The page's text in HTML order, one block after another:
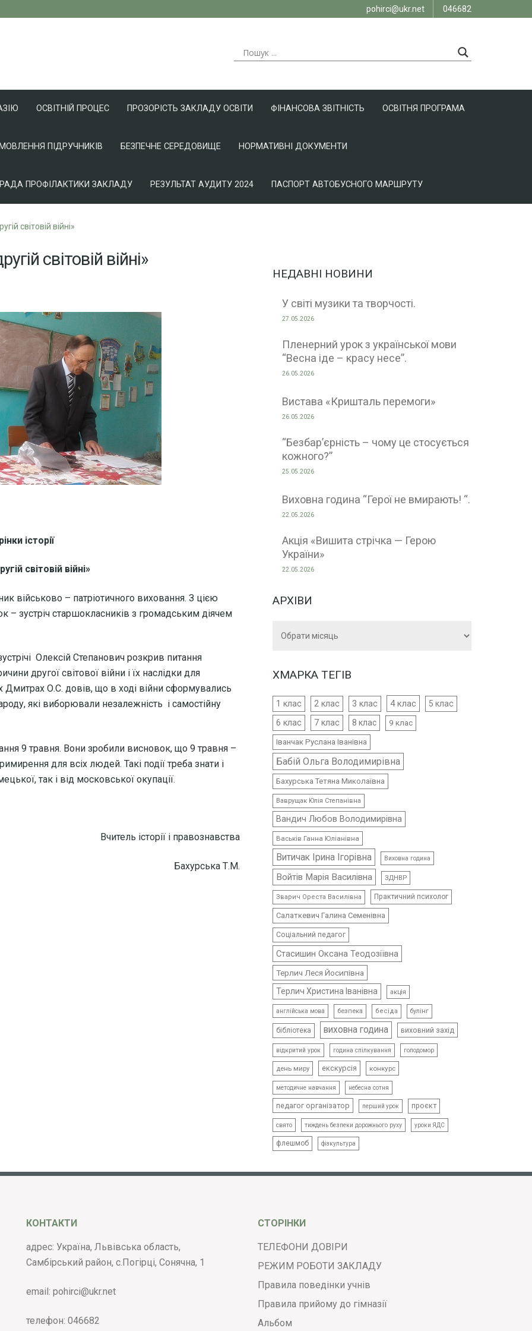
pohirci@ukr.net 046682
ОСВІТНІЙ ПРОЦЕС ПРОЗОРІСТЬ ЗАКЛАДУ ОСВІТИ ФІНАНСОВА ЗВІТНІСТЬ ОСВІТНЯ ПРОГРАМА
ПІДРУЧНИКІВ БЕЗПЕЧНЕ СЕРЕДОВИЩЕ НОРМАТИВНІ ДОКУМЕНТИ
РАДА ПРОФІЛАКТИКИ ЗАКЛАДУ РЕЗУЛЬТАТ АУДИТУ 2024 ПАСПОРТ АВТОБУСНОГО МАРШРУТУ
світовій війні»
світовій війні»
історії
світовій війні»
військово – патріотичного виховання. З цією
– зустріч старшокласників з громадським діячем
Олексій Степанович розкрив питання
другої світової війни і їх наслідки для
Дмитрах О.С. довів, що в ході війни сформувались
які виборювали незалежність і самостійну
9 травня. Вони зробили висновок, що 9 травня –
для всіх людей. Такі події треба знати і
так і від московської окупації.
і правознавства
Бахурська Т.М.
НЕДАВНІ НОВИНИ
У світі музики та творчості.
27.05.2026
Пленерний урок з української мови
“Весна іде – красу несе”.
26.05.2026
Вистава «Кришталь перемоги»
26.05.2026
“Безбар’єрність – чому це стосується
кожного?”
25.05.2026
Виховна година “Герої не вмирають! “.
22.05.2026
Акція «Вишита стрічка — Герою
України»
22.05.2026
АРХІВИ
ХМАРКА ТЕГІВ
1 клас 2 клас 3 клас 4 клас 5 клас
6 клас 7 клас 8 клас 9 клас
Іванчак Руслана Іванівна
Бабій Ольга Володимирівна
Бахурська Тетяна Миколаївна
Ваврущак Юлія Степанівна
Вандич Любов Володимирівна
Васьків Ганна Юліанівна
Витичак Ірина Ігорівна Виховна година
Войтів Марія Василівна ЗДНВР
Зварич Ореста Василівна Практичний психолог
Салаткевич Галина Семенівна
Соціальний педагог
Стасишин Оксана Теодозіївна
Терлич Леся Йосипівна
Терлич Христина Іванівна
акція
англійська мова безпека бесіда булінг
бібліотека виховна година виховний захід
відкритий урок година спілкування голодомор
день миру екскурсія конкурс
методичне навчання небесна сотня
педагог організатор перший урок проєкт
свято тиждень безпеки дорожнього руху уроки ЯДС
флешмоб фізкультура
КОНТАКТИ
адрес: Україна, Львівська область,
Самбірський район, с.Погірці, Сонячна, 1
email: pohirci@ukr.net
телефон: 046682
СТОРІНКИ
ТЕЛЕФОНИ ДОВІРИ
РЕЖИМ РОБОТИ ЗАКЛАДУ
Правила поведінки учнів
Правила прийому до гімназії
Альбом